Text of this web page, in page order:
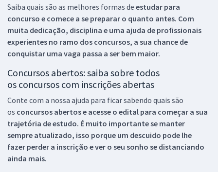
Saiba quais são as melhores formas de estudar para
concurso e comece a se preparar o quanto antes. Com
muita dedicação, disciplina e uma ajuda de profissionais
experientes no ramo dos concursos, a sua chance de
conquistar uma vaga passa a ser bem maior.
Concursos abertos: saiba sobre todos
os concursos com inscrições abertas
Conte com a nossa ajuda para ficar sabendo quais são
os concursos abertos e acesse o edital para começar a sua
trajetória de estudo. É muito importante se manter
sempre atualizado, isso porque um descuido pode lhe
fazer perder a inscrição e ver o seu sonho se distanciando
ainda mais.